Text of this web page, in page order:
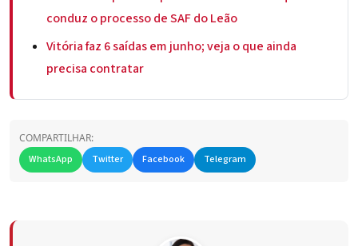
conduz o processo de SAF do Leão
Vitória faz 6 saídas em junho; veja o que ainda
precisa contratar
COMPARTILHAR:
WhatsApp
Twitter Facebook Telegram